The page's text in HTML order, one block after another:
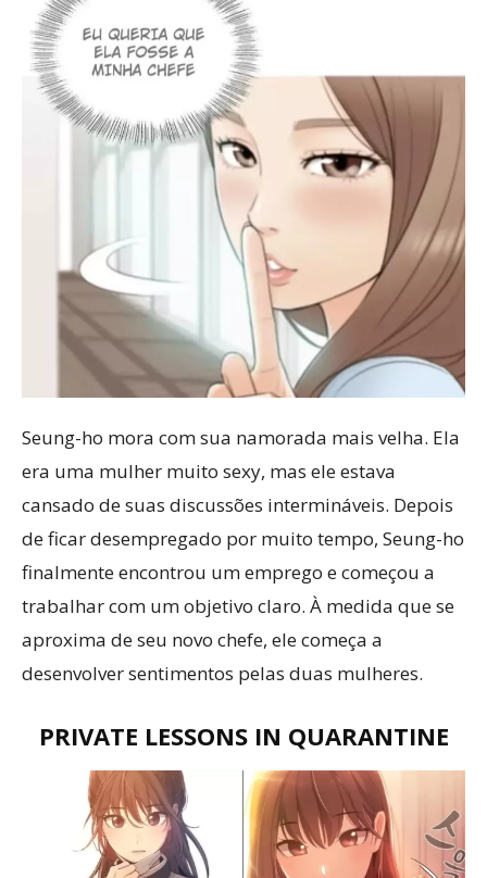
Seung-ho mora com sua namorada mais velha. Ela
era uma mulher muito sexy, mas ele estava
cansado de suas discussões intermináveis. Depois
de ficar desempregado por muito tempo, Seung-ho
finalmente encontrou um emprego e começou a
trabalhar com um objetivo claro. À medida que se
aproxima de seu novo chefe, ele começa a
desenvolver sentimentos pelas duas mulheres.
PRIVATE LESSONS IN QUARANTINE